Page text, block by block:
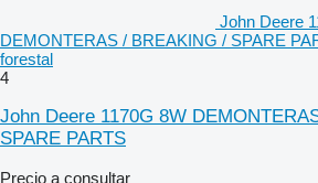
John Deere
DEMONTERAS / BREAKING / SPARE
forestal
4
John Deere 1170G 8W
SPARE PARTS
Precio a consultar